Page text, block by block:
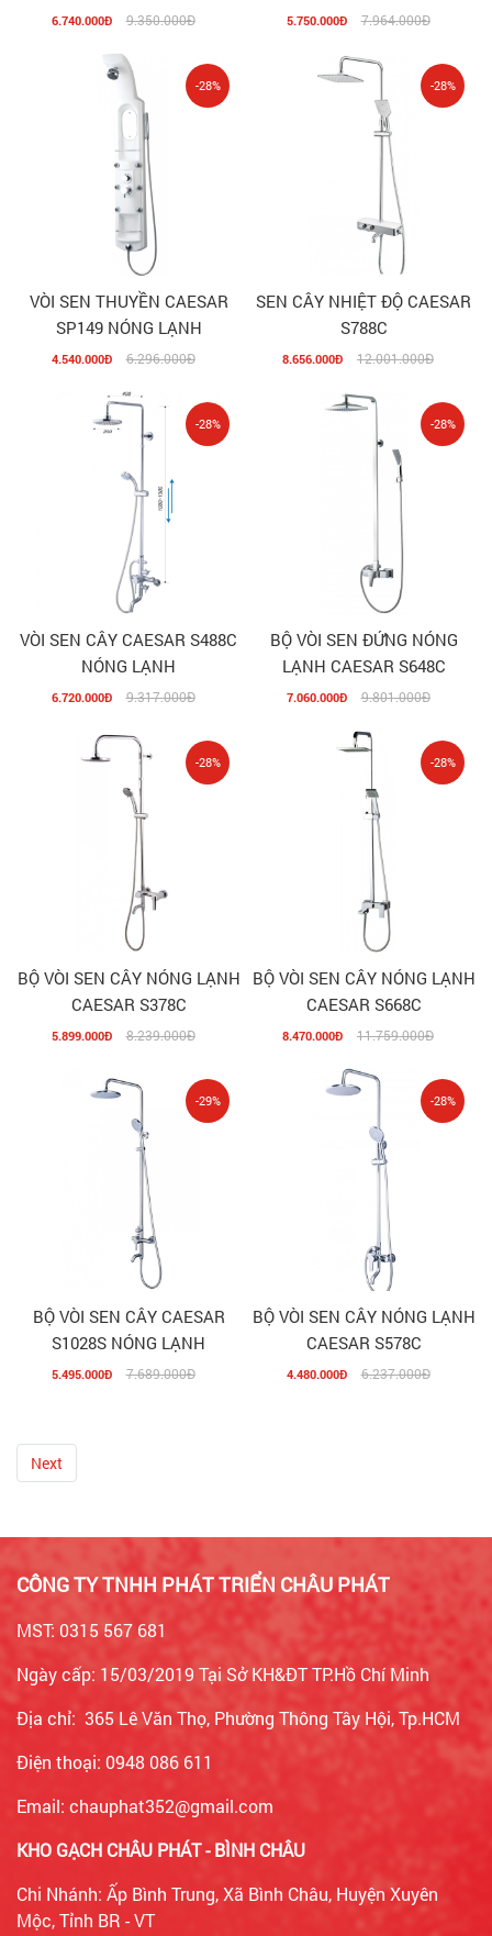
6.740.000Đ 9.350.000Đ 5.750.000Đ 7.964.000Đ
VÒI SEN THUYỀN CAESAR
SP149 NÓNG LẠNH
4.540.000Đ 6.296.000Đ
-28%
SEN CÂY NHIỆT ĐỘ CAESAR
S788C
8.656.000Đ 12.001.000Đ
-28%
VÒI SEN CÂY CAESAR S488C
NÓNG LẠNH
6.720.000Đ 9.317.000Đ
-28%
BỘ VÒI SEN ĐỨNG NÓNG
LẠNH CAESAR S648C
7.060.000Đ 9.801.000Đ
-28%
BỘ VÒI SEN CÂY NÓNG LẠNH
CAESAR S378C
5.899.000Đ 8.239.000Đ
-28%
BỘ VÒI SEN CÂY NÓNG LẠNH
CAESAR S668C
8.470.000Đ 11.759.000Đ
-28%
BỘ VÒI SEN CÂY CAESAR
S1028S NÓNG LẠNH
5.495.000Đ 7.689.000Đ
-29%
BỘ VÒI SEN CÂY NÓNG LẠNH
CAESAR S578C
4.480.000Đ 6.237.000Đ
-28%
Next
CÔNG TY TNHH PHÁT TRIỂN CHÂU PHÁT
MST: 0315 567 681
Ngày cấp: 15/03/2019 Tại Sở KH&ĐT TP.Hồ Chí Minh
Địa chỉ: 365 Lê Văn Thọ, Phường Thông Tây Hội, Tp.HCM
Điện thoại: 0948 086 611
Email: chauphat352@gmail.com
KHO GẠCH CHÂU PHÁT - BÌNH CHÂU
Chi Nhánh: Ấp Bình Trung, Xã Bình Châu, Huyện Xuyên
Mộc, Tỉnh BR - VT